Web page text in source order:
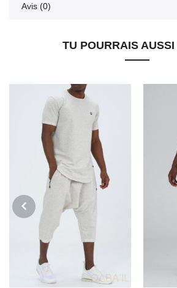
Avis (0)
TU POURRAIS AUSSI
PREVIOUS